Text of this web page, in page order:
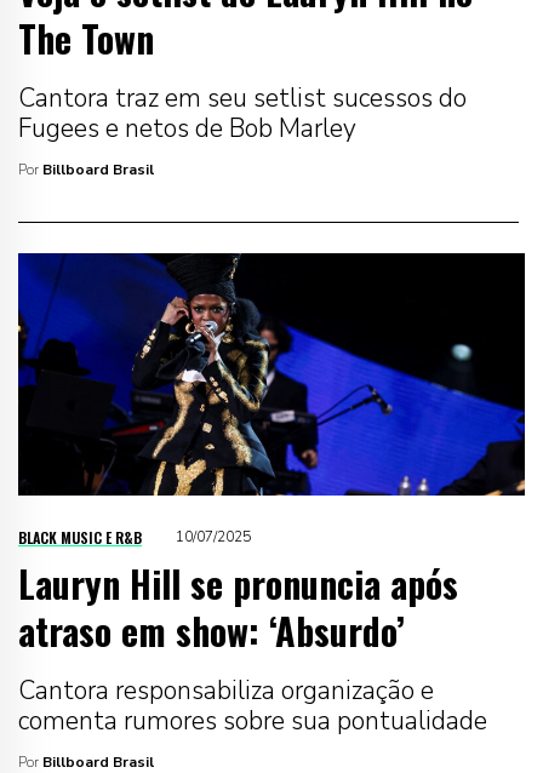
The Town
Cantora traz em seu setlist sucessos do
Fugees e netos de Bob Marley
Por Billboard Brasil
BLACK MUSIC E R&B 10/07/2025
Lauryn Hill se pronuncia após
atraso em show: ‘Absurdo’
Cantora responsabiliza organização e
comenta rumores sobre sua pontualidade
Por Billboard Brasil